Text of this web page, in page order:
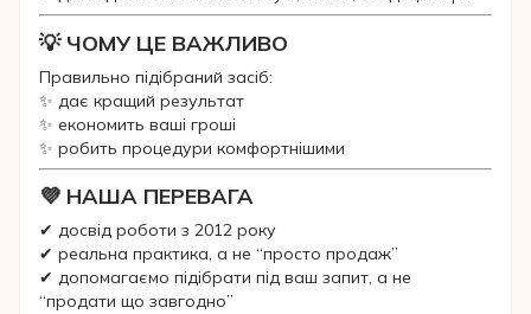
💡 ЧОМУ ЦЕ ВАЖЛИВО
Правильно підібраний засіб:
✨ дає кращий результат
✨ економить ваші гроші
✨ робить процедури комфортнішими
💜 НАША ПЕРЕВАГА
✔ досвід роботи з 2012 року
✔ реальна практика, а не “просто продаж”
✔ допомагаємо підібрати під ваш запит, а не
“продати що завгодно”